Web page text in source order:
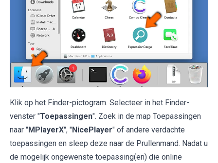
Klik op het Finder-pictogram. Selecteer in het Finder-
venster "Toepassingen". Zoek in de map Toepassingen
naar "MPlayerX", "NicePlayer" of andere verdachte
toepassingen en sleep deze naar de Prullenmand. Nadat u
de mogelijk ongewenste toepassing(en) die online